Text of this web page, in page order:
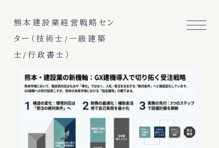
熊本建設業経営戦略セン
ター（技術士/一級建築
士/行政書士）